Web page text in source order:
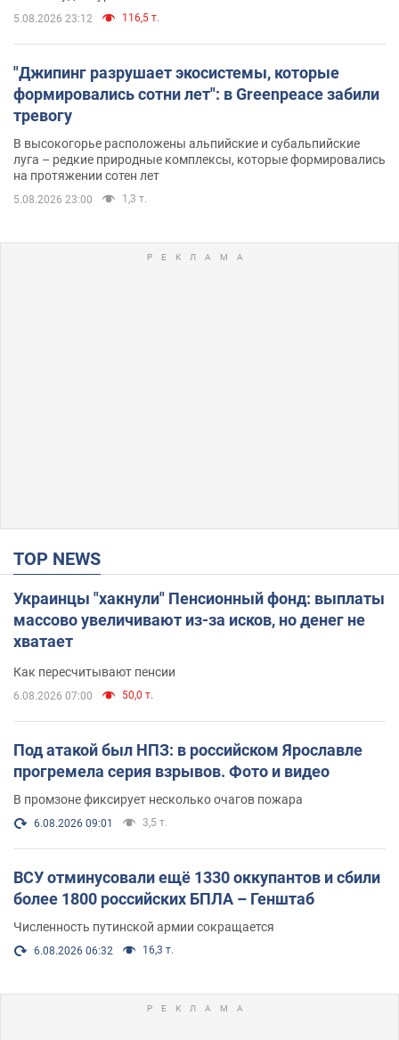
5.08.2026 23:12 116,5 т.
"Джипинг разрушает экосистемы, которые
формировались сотни лет": в Greenpeace забили
тревогу
В высокогорье расположены альпийские и субальпийские
луга – редкие природные комплексы, которые формировались
на протяжении сотен лет
5.08.2026 23:00 1,3 т.
TOP NEWS
Украинцы "хакнули" Пенсионный фонд: выплаты
массово увеличивают из-за исков, но денег не
хватает
Как пересчитывают пенсии
6.08.2026 07:00 50,0 т.
Под атакой был НПЗ: в российском Ярославле
прогремела серия взрывов. Фото и видео
В промзоне фиксирует несколько очагов пожара
6.08.2026 09:01 3,5 т.
ВСУ отминусовали ещё 1330 оккупантов и сбили
более 1800 российских БПЛА – Генштаб
Численность путинской армии сокращается
6.08.2026 06:32 16,3 т.